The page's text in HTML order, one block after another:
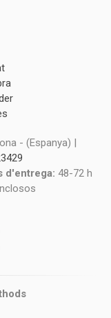
- (Espanya) |
d'entrega: 48-72 h